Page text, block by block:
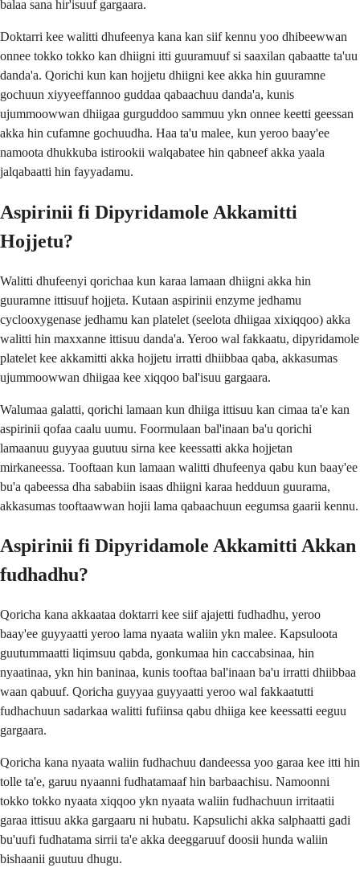
balaa sana hir'isuuf gargaara.
Doktarri kee walitti dhufeenya kana kan siif kennu yoo dhibeewwan
onnee tokko tokko kan dhiigni itti guuramuuf si saaxilan qabaatte ta'uu
danda'a. Qorichi kun kan hojjetu dhiigni kee akka hin guuramne
gochuun xiyyeeffannoo guddaa qabaachuu danda'a, kunis
ujummoowwan dhiigaa gurguddoo sammuu ykn onnee keetti geessan
akka hin cufamne gochuudha. Haa ta'u malee, kun yeroo baay'ee
namoota dhukkuba istirookii walqabatee hin qabneef akka yaala
jalqabaatti hin fayyadamu.
Aspirinii fi Dipyridamole Akkamitti
Hojjetu?
Walitti dhufeenyi qorichaa kun karaa lamaan dhiigni akka hin
guuramne ittisuuf hojjeta. Kutaan aspirinii enzyme jedhamu
cyclooxygenase jedhamu kan platelet (seelota dhiigaa xixiqqoo) akka
walitti hin maxxanne ittisuu danda'a. Yeroo wal fakkaatu, dipyridamole
platelet kee akkamitti akka hojjetu irratti dhiibbaa qaba, akkasumas
ujummoowwan dhiigaa kee xiqqoo bal'isuu gargaara.
Walumaa galatti, qorichi lamaan kun dhiiga ittisuu kan cimaa ta'e kan
aspirinii qofaa caalu uumu. Foormulaan bal'inaan ba'u qorichi
lamaanuu guyyaa guutuu sirna kee keessatti akka hojjetan
mirkaneessa. Tooftaan kun lamaan walitti dhufeenya qabu kun baay'ee
bu'a qabeessa dha sababiin isaas dhiigni karaa hedduun guurama,
akkasumas tooftaawwan hojii lama qabaachuun eegumsa gaarii kennu.
Aspirinii fi Dipyridamole Akkamitti Akkan
fudhadhu?
Qoricha kana akkaataa doktarri kee siif ajajetti fudhadhu, yeroo
baay'ee guyyaatti yeroo lama nyaata waliin ykn malee. Kapsuloota
guutummaatti liqimsuu qabda, gonkumaa hin caccabsinaa, hin
nyaatinaa, ykn hin baninaa, kunis tooftaa bal'inaan ba'u irratti dhiibbaa
waan qabuuf. Qoricha guyyaa guyyaatti yeroo wal fakkaatutti
fudhachuun sadarkaa walitti fufiinsa qabu dhiiga kee keessatti eeguu
gargaara.
Qoricha kana nyaata waliin fudhachuu dandeessa yoo garaa kee itti hin
tolle ta'e, garuu nyaanni fudhatamaaf hin barbaachisu. Namoonni
tokko tokko nyaata xiqqoo ykn nyaata waliin fudhachuun irritaatii
garaa ittisuu akka gargaaru ni hubatu. Kapsulichi akka salphaatti gadi
bu'uufi fudhatama sirrii ta'e akka deeggaruuf doosii hunda waliin
bishaanii guutuu dhugu.